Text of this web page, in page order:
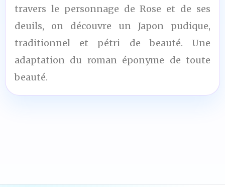
travers le personnage de Rose et de ses
deuils, on découvre un Japon pudique,
traditionnel et pétri de beauté. Une
adaptation du roman éponyme de toute
beauté.